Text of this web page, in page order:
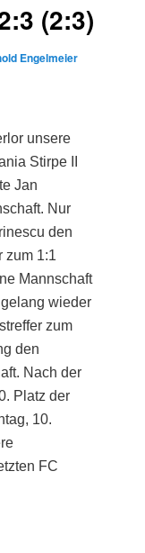
(2:3)
Engelmeier
unsere
Stirpe II
Jan
Nur
den
zum 1:1
Mannschaft
wieder
zum
den
Nach der
Platz der
10.
FC